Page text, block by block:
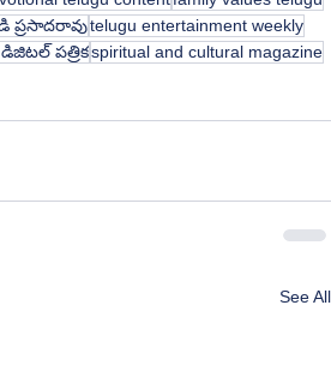
ప్రసాదరావుtelugu entertainment weekly
డిజిటల్ పత్రికspiritual and cultural magazine
See All